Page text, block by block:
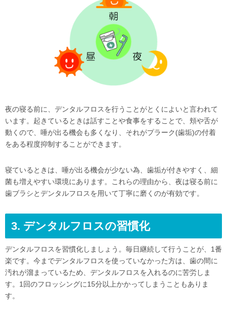
夜の寝る前に、デンタルフロスを行うことがとくによいと言われて
います。起きているときは話すことや食事をすることで、頬や舌が
動くので、唾が出る機会も多くなり、それがプラーク(歯垢)の付着
をある程度抑制することができます。
寝ているときは、唾が出る機会が少ない為、歯垢が付きやすく、細
菌も増えやすい環境にあります。これらの理由から、夜は寝る前に
歯ブラシとデンタルフロスを用いて丁寧に磨くのが有効です。
3. デンタルフロスの習慣化
デンタルフロスを習慣化しましょう。毎日継続して行うことが、1番
楽です。今までデンタルフロスを使っていなかった方は、歯の間に
汚れが溜まっているため、デンタルフロスを入れるのに苦労しま
す。1回のフロッシングに15分以上かかってしまうこともありま
す。